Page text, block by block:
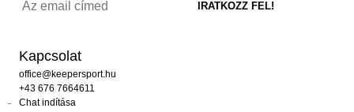
Kapcsolat
office@keepersport.hu
+43 676 7664611
Chat indítása